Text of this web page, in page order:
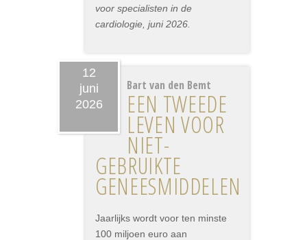
voor specialisten in de
cardiologie, juni 2026.
12
juni
2026
Bart van den Bemt
EEN TWEEDE
LEVEN VOOR
NIET-
GEBRUIKTE
GENEESMIDDELEN
Jaarlijks wordt voor ten minste
100 miljoen euro aan